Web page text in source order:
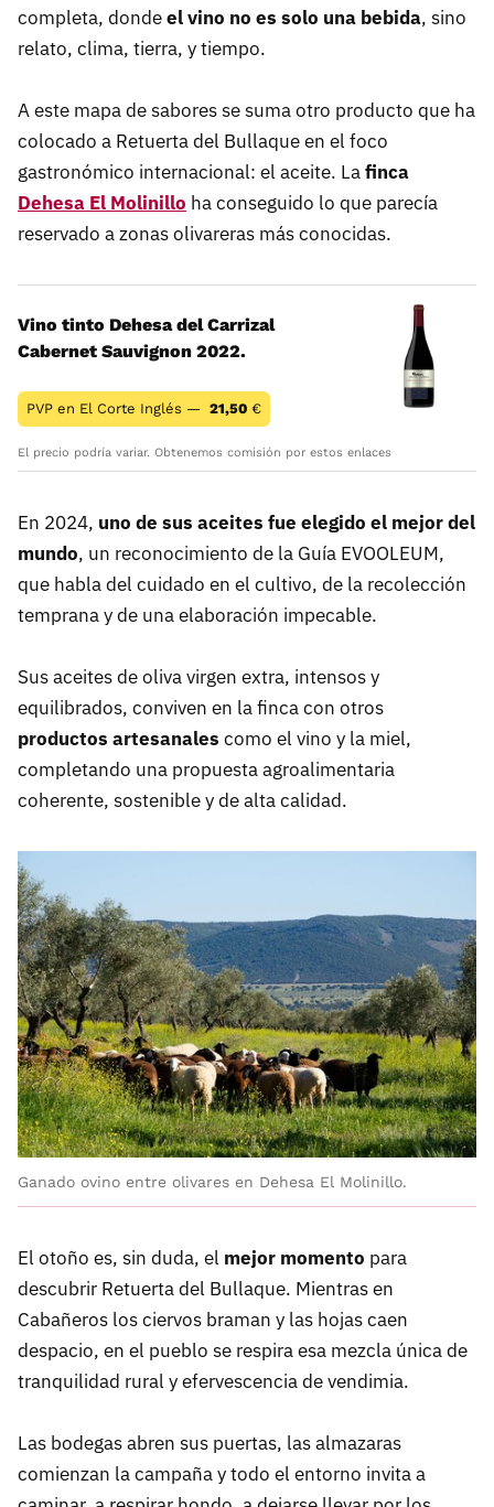
completa, dondeel vino no es solo una bebida, sino
relato, clima, tierra, y tiempo.
A este mapa de sabores se suma otro producto que ha
colocado a Retuerta del Bullaque en el foco
gastronómico internacional: el aceite. Lafinca
Dehesa El Molinillo ha conseguido lo que parecía
reservado a zonas olivareras más conocidas.
Vino tinto Dehesa del Carrizal
Cabernet Sauvignon 2022.
PVP en El Corte Inglés — 21,50 €
El precio podría variar. Obtenemos comisión por estos enlaces
En 2024, uno de sus aceites fue elegido el mejor del
mundo, un reconocimiento de la Guía EVOOLEUM,
que habla del cuidado en el cultivo, de la recolección
temprana y de una elaboración impecable.
Sus aceites de oliva virgen extra, intensos y
equilibrados, conviven en la finca con otros
productos artesanales como el vino y la miel,
completando una propuesta agroalimentaria
coherente, sostenible y de alta calidad.
Ganado ovino entre olivares en Dehesa El Molinillo.
El otoño es, sin duda, el mejor momento para
descubrir Retuerta del Bullaque. Mientras en
Cabañeros los ciervos braman y las hojas caen
despacio, en el pueblo se respira esa mezcla única de
tranquilidad rural y efervescencia de vendimia.
Las bodegas abren sus puertas, las almazaras
comienzan la campaña y todo el entorno invita a